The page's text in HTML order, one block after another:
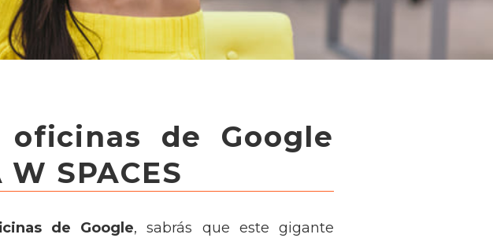
de Google
SPACES
de Google, sabrás que este gigante